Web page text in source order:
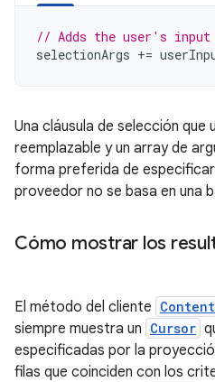
// Adds the user's input
selectionArgs +=
Una cláusula de selección que
reemplazable y un array de
forma preferida de especificar
proveedor no se basa en una
Cómo mostrar los
El método del cliente
siempre muestra un Cursor
especificadas por la
filas que coinciden con los